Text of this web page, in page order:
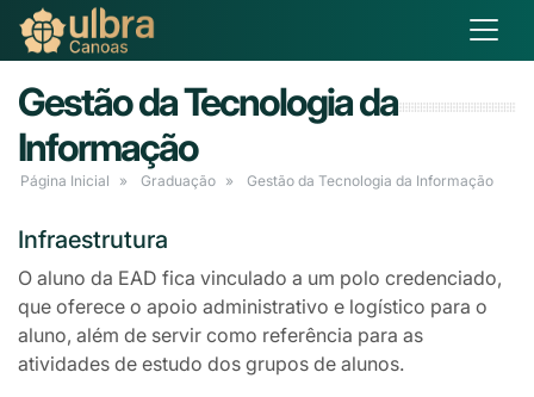
Gestão da Tecnologia da
Informação
Página Inicial Graduação Gestão da Tecnologia da Informação
Infraestrutura
O aluno da EAD fica vinculado a um polo credenciado,
que oferece o apoio administrativo e logístico para o
aluno, além de servir como referência para as
atividades de estudo dos grupos de alunos.